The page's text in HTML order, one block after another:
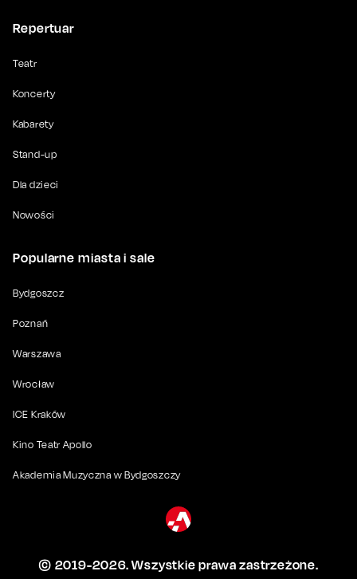
Repertuar
Teatr
Koncerty
Kabarety
Stand-up
Dla dzieci
Nowości
Popularne miasta i sale
Bydgoszcz
Poznań
Warszawa
Wrocław
ICE Kraków
Kino Teatr Apollo
Akademia Muzyczna w Bydgoszczy
© 2019-2026. Wszystkie prawa zastrzeżone.